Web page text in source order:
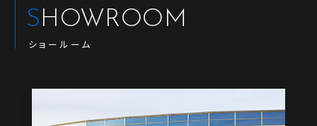
SHOWROOM
ショールーム